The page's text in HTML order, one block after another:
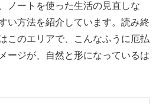
ノートを使った生活の見直しな
い方法を紹介しています。読み終
このエリアで、こんなふうに厄払
ージが、自然と形になっているは